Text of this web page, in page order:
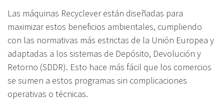
Las máquinas Recyclever están diseñadas para
maximizar estos beneficios ambientales, cumpliendo
con las normativas más estrictas de la Unión Europea y
adaptadas a los sistemas de Depósito, Devolución y
Retorno (SDDR). Esto hace más fácil que los comercios
se sumen a estos programas sin complicaciones
operativas o técnicas.